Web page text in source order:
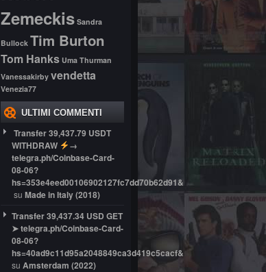
Zemeckis Sandra
Bullock Tim Burton
Tom Hanks Uma Thurman
Vanessakirby vendetta
Venezia77
ULTIMI COMMENTI
Transfer 39,437.79 USDT
WITHDRAW
→
telegra.ph/Coinbase-Card-
08-06?
hs=353e4eed00106902127fc7dd70b62d91&
su Made in Italy (2018)
Transfer 39,437.34 USD GET
➤ telegra.ph/Coinbase-Card-
08-06?
hs=40ad9c11d95a2048849ca3d419c5cacf&
su Amsterdam (2022)